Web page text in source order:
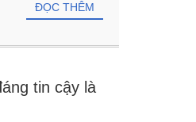
ĐỌC THÊM
tin cậy là